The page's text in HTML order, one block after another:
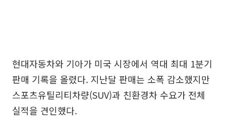
현대자동차와 기아가 미국 시장에서 역대 최대 1분기
판매 기록을 올렸다. 지난달 판매는 소폭 감소했지만
스포츠유틸리티차량(SUV)과 친환경차 수요가 전체
실적을 견인했다.